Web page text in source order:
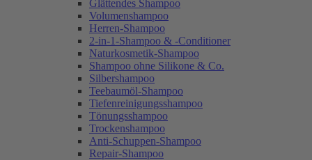
Glättendes Shampoo
Volumenshampoo
Herren-Shampoo
2-in-1-Shampoo & -Conditioner
Naturkosmetik-Shampoo
Shampoo ohne Silikone & Co.
Silbershampoo
Teebaumöl-Shampoo
Tiefenreinigungsshampoo
Tönungsshampoo
Trockenshampoo
Anti-Schuppen-Shampoo
Repair-Shampoo